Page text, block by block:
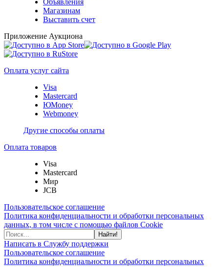
Магазинам
Выставить счет
Приложение Аукциона
Оплата услуг сайта
Visa
Mastercard
ЮMoney
Webmoney
Другие способы оплаты
Оплата товаров
Visa
Mastercard
Мир
JCB
Пользовательское соглашение
Политика конфиденциальности и обработки персональных
данных, в том числе с помощью файлов Cookie
Найти!
Написать в Службу поддержки
Пользовательское соглашение
Политика конфиденциальности и обработки персональных